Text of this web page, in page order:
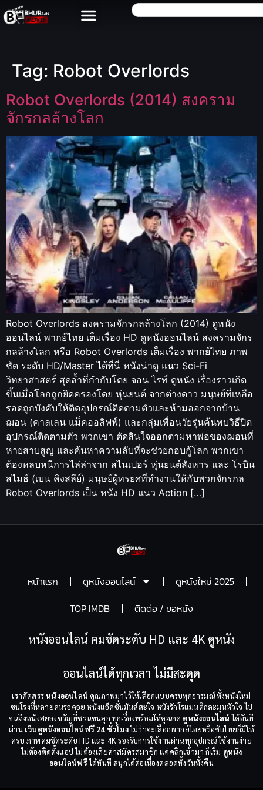
Tag: Robot Overlords
Robot Overlords (2014) สงคราม
จักรกลล้างโลก
Robot Overlords สงครามจักรกลล้างโลก (2014) ดูหนัง
ออนไลน์ พากย์ไทย เต็มเรื่อง HD ดูหนังออนไลน์ สงครามจักร
กลล้างโลก หรือ Robot Overlords เต็มเรื่อง พากย์ไทย ภาพ
ชัด ระดับ HD/Master ได้ที่นี่ หนังน่าดู แนว Sci-Fi
วิทยาศาสตร์ สุดล้ำที่กำกับโดย จอน ไรท์ ดูหนัง เรื่องราวเกิด
ขึ้นเมื่อโลกถูกยึดครองโดย หุ่นยนต์ จากต่างดาว มนุษย์ที่เหลือ
รอดถูกบังคับให้ติดอุปกรณ์ติดตามตัวและห้ามออกจากบ้าน
ฌอน (คาลเลน แม็คออลิฟฟ์) และกลุ่มเพื่อนวัยรุ่นค้นพบวิธีปิด
อุปกรณ์ติดตามตัว พวกเขา ตัดสินใจออกตามหาพ่อของฌอนที่
หายสาบสูญ และค้นหาความลับที่จะช่วยกอบกู้โลก พวกเขา
ต้องหลบหนีการไล่ล่าจาก สไนเปอร์ หุ่นยนต์สังหาร และ โรบิน
สไมธ์ (เบน คิงสลีย์) มนุษย์ผู้ทรยศที่ทำงานให้กับพวกจักรกล
Robot Overlords เป็น หนัง HD แนว Action […]
หน้าแรก ดูหนังออนไลน์
ดูหนังใหม่ 2025
TOP IMDB
ติดต่อ / ขอหนัง
หนังออนไลน์ คมชัดระดับ HD และ 4K ดูหนัง
ออนไลน์ได้ทุกเวลา ไม่มีสะดุด
เราคัดสรรหนังออนไลน์ คุณภาพมาไว้ให้เลือกแบบครบทุกอารมณ์ ทั้งหนังใหม่
ชนโรงที่หลายคนรอคอย หนังแอ็คชั่นมันส์สะใจ หนังรักโรแมนติกละมุนหัวใจ ไป
จนถึงหนังสยองขวัญที่ชวนขนลุก ทุกเรื่องพร้อมให้คุณกด ดูหนังออนไลน์ ได้ทันที
ผ่าน เว็บดูหนังออนไลน์ฟรี 24 ชั่วโมงไม่ว่าจะเลือกพากย์ไทยหรือซับไทยก็มีให้
ครบ ภาพคมชัดระดับ HD และ 4K รองรับการใช้งานผ่านทุกอุปกรณ์ ใช้งานง่าย
ไม่ต้องติดตั้งแอป ไม่ต้องเสียค่าสมัครสมาชิก แค่คลิกเข้ามา ก็เริ่ม ดูหนัง
ออนไลน์ฟรีได้ทันที สนุกได้ต่อเนื่องตลอดทั้งวันทั้งคืน